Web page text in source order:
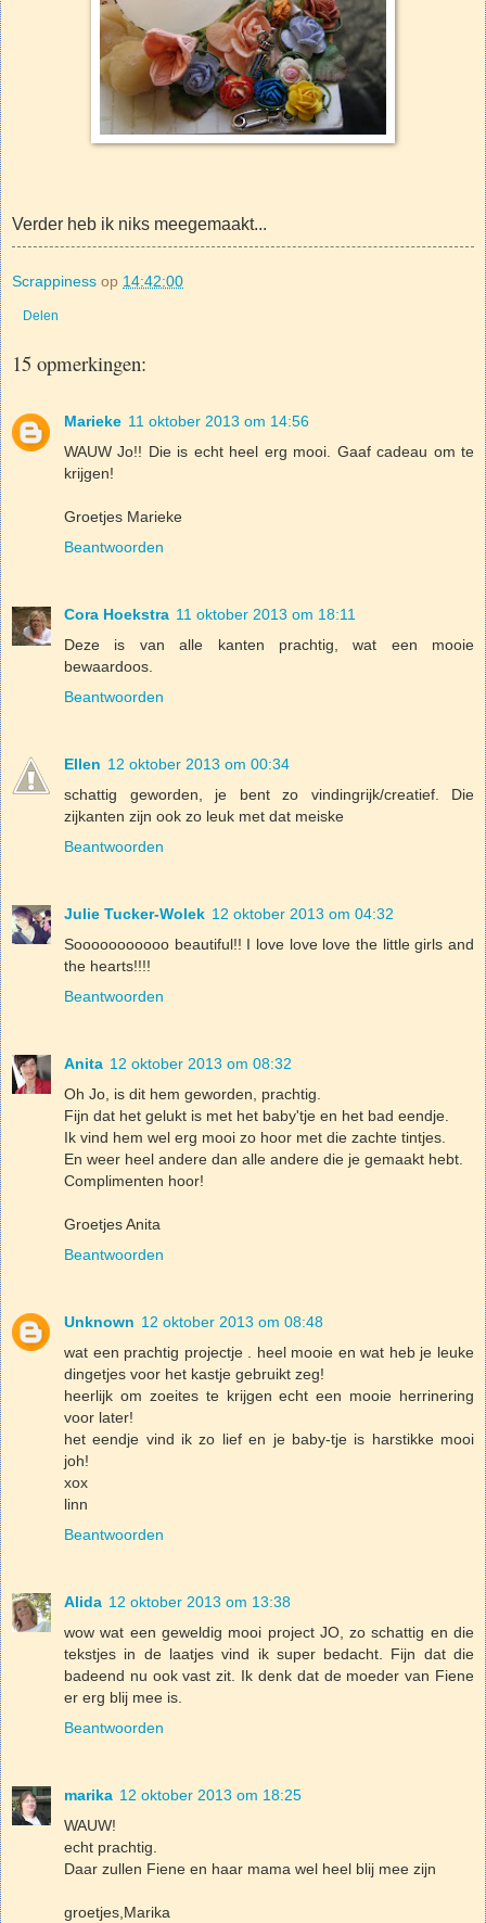
Verder heb ik niks meegemaakt...
Scrappiness op 14:42:00
Delen
15 opmerkingen:
Marieke 11 oktober 2013 om 14:56
WAUW Jo!! Die is echt heel erg mooi. Gaaf cadeau om te
krijgen!
Groetjes Marieke
Beantwoorden
Cora Hoekstra 11 oktober 2013 om 18:11
Deze is van alle kanten prachtig, wat een mooie
bewaardoos.
Beantwoorden
Ellen 12 oktober 2013 om 00:34
schattig geworden, je bent zo vindingrijk/creatief. Die
zijkanten zijn ook zo leuk met dat meiske
Beantwoorden
Julie Tucker-Wolek 12 oktober 2013 om 04:32
Sooooooooooo beautiful!! I love love love the little girls and
the hearts!!!!
Beantwoorden
Anita 12 oktober 2013 om 08:32
Oh Jo, is dit hem geworden, prachtig.
Fijn dat het gelukt is met het baby'tje en het bad eendje.
Ik vind hem wel erg mooi zo hoor met die zachte tintjes.
En weer heel andere dan alle andere die je gemaakt hebt.
Complimenten hoor!
Groetjes Anita
Beantwoorden
Unknown 12 oktober 2013 om 08:48
wat een prachtig projectje . heel mooie en wat heb je leuke
dingetjes voor het kastje gebruikt zeg!
heerlijk om zoeites te krijgen echt een mooie herrinering
voor later!
het eendje vind ik zo lief en je baby-tje is harstikke mooi
joh!
xox
linn
Beantwoorden
Alida 12 oktober 2013 om 13:38
wow wat een geweldig mooi project JO, zo schattig en die
tekstjes in de laatjes vind ik super bedacht. Fijn dat die
badeend nu ook vast zit. Ik denk dat de moeder van Fiene
er erg blij mee is.
Beantwoorden
marika 12 oktober 2013 om 18:25
WAUW!
echt prachtig.
Daar zullen Fiene en haar mama wel heel blij mee zijn
groetjes,Marika